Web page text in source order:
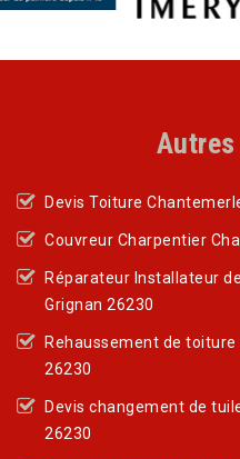
Devis Toiture
Couvreur Charpentier
Réparateur Installateur
Grignan 26230
Rehaussement de
26230
Devis changement de
26230